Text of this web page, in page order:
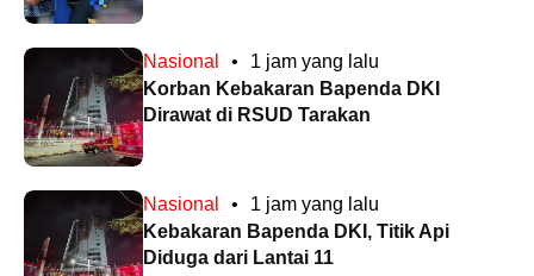
Nasional •
1 jam yang lalu
Korban Kebakaran Bapenda DKI
Dirawat di RSUD Tarakan
Nasional •
1 jam yang lalu
Kebakaran Bapenda DKI, Titik Api
Diduga dari Lantai 11